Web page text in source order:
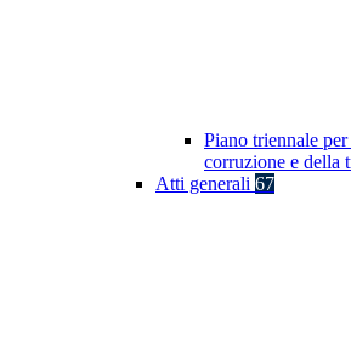
Piano triennale
corruzione e della
Atti generali 67